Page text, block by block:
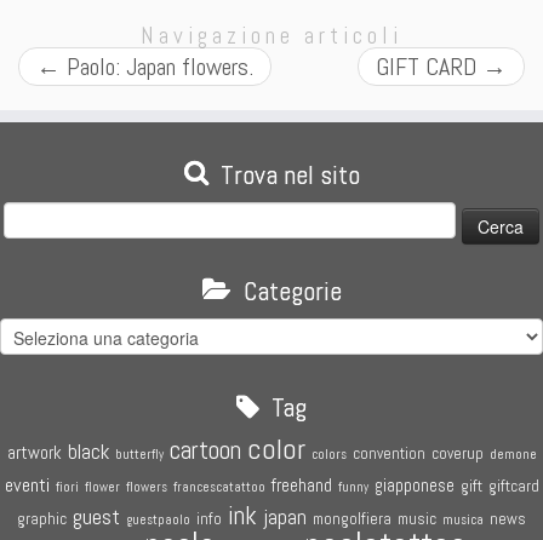
Navigazione articoli
← Paolo: Japan flowers. GIFT CARD →
Trova nel sito
per:
Categorie
Categorie
Tag
artwork black butterfly cartoon color colors convention coverup demone
eventi fiori flower flowers francescatattoo freehand funny giapponese gift giftcard
graphic guest guestpaolo info ink japan mongolfiera music musica news